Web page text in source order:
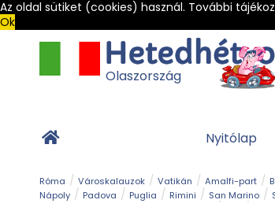
Az oldal sütiket (cookies) használ. További
Ok
Olaszország
Nyitólap
Róma Városkalauzok Vatikán Amalfi-part
Nápoly
Padova Puglia Rimini San Marino